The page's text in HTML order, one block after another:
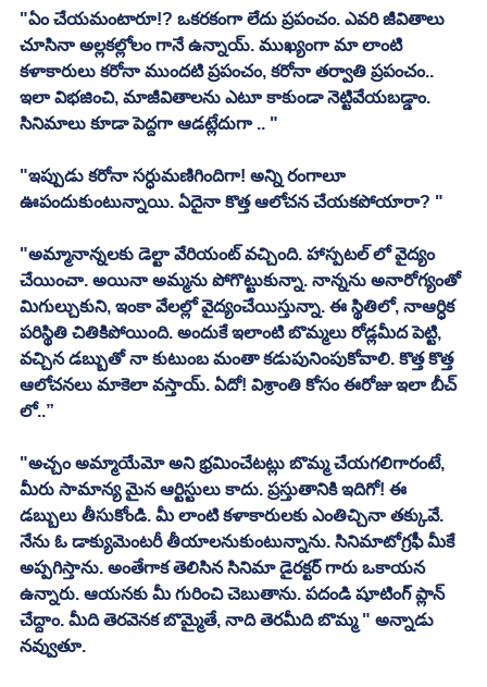
"ఏం చేయమంటారూ!? ఒకరకంగా లేదు ప్రపంచం. ఎవరి జీవితాలు
చూసినా అల్లకల్లోలం గానే ఉన్నాయ్. ముఖ్యంగా మా లాంటి
కళాకారులు కరోనా ముందటి ప్రపంచం, కరోనా తర్వాతి ప్రపంచం..
ఇలా విభజించి, మాజీవితాలను ఎటూ కాకుండా నెట్టివేయబడ్డాం.
సినిమాలు కూడా పెద్దగా ఆడట్లేదుగా .. "
"ఇప్పుడు కరోనా సర్ధుమణిగిందిగా! అన్ని రంగాలూ
ఊపందుకుంటున్నాయి. ఏదైనా కొత్త ఆలోచన చేయకపోయారా? "
"అమ్మానాన్నలకు డెల్టా వేరియంట్ వచ్చింది. హాస్పటల్ లో వైద్యం
చేయించా. అయినా అమ్మను పోగొట్టుకున్నా. నాన్నను అనారోగ్యంతో
మిగుల్చుకుని, ఇంకా వేలల్లో వైద్యంచేయిస్తున్నా. ఈ స్థితిలో, నాఆర్ధిక
పరిస్థితి చితికిపోయింది. అందుకే ఇలాంటి బొమ్మలు రోడ్లమీద పెట్టి,
వచ్చిన డబ్బుతో నా కుటుంబ మంతా కడుపునింపుకోవాలి. కొత్త కొత్త
ఆలోచనలు మాకెలా వస్తాయ్. ఏదో! విశ్రాంతి కోసం ఈరోజు ఇలా బీచ్
లో..”
"అచ్చం అమ్మాయేమో అని భ్రమించేటట్లు బొమ్మ చేయగలిగారంటే,
మీరు సామాన్య మైన ఆర్టిస్టులు కాదు. ప్రస్తుతానికి ఇదిగో! ఈ
డబ్బులు తీసుకోండి. మీ లాంటి కళాకారులకు ఎంతిచ్చినా తక్కువే.
నేను ఓ డాక్యుమెంటరీ తీయాలనుకుంటున్నాను. సినిమాటోగ్రఫీ మీకే
అప్పగిస్తాను. అంతేగాక తెలిసిన సినిమా డైరక్టర్ గారు ఒకాయన
ఉన్నారు. ఆయనకు మీ గురించి చెబుతాను. పదండి షూటింగ్ ప్లాన్
చేద్దాం. మీది తెరవెనక బొమ్మైతే, నాది తెరమీది బొమ్మ " అన్నాడు
నవ్వుతూ.